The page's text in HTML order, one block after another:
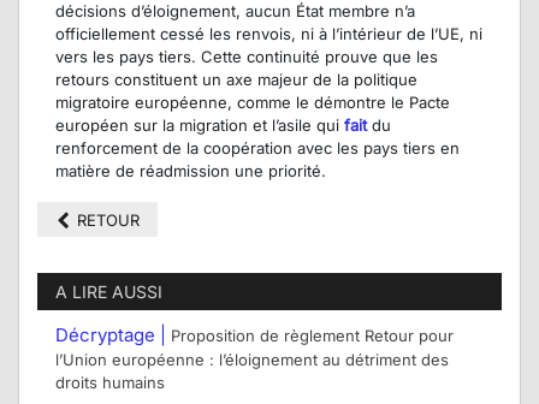
décisions d’éloignement, aucun État membre n’a
officiellement cessé les renvois, ni à l’intérieur de l’UE, ni
vers les pays tiers. Cette continuité prouve que les
retours constituent un axe majeur de la politique
migratoire européenne, comme le démontre le Pacte
européen sur la migration et l’asile qui faitdu
renforcement de la coopération avec les pays tiers en
matière de réadmission une priorité.
RETOUR
A LIRE AUSSI
Décryptage |
Proposition de règlement Retour pour
l’Union européenne : l’éloignement au détriment des
droits humains